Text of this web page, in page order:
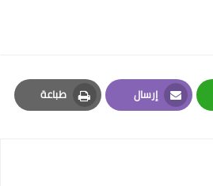
إرسال
Email
طباعة
Print